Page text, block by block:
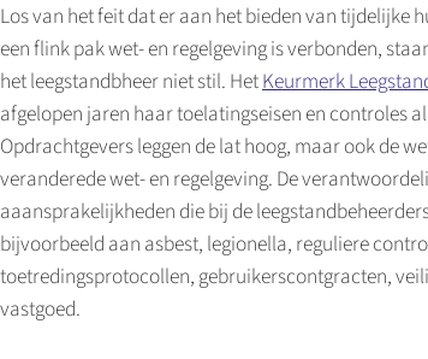
Los van het feit dat er aan het bieden van tijdelijke
een flink pak wet- en regelgeving is verbonden,
het leegstandbheer niet stil. HetKeurmerk
afgelopen jaren haar toelatingseisen en controles
Opdrachtgevers leggen de lat hoog, maar ook de
veranderede wet- en regelgeving. De
aaansprakelijkheden die bij de
bijvoorbeeld aan asbest, legionella, reguliere
toetredingsprotocollen, gebruikerscontgracten,
vastgoed.